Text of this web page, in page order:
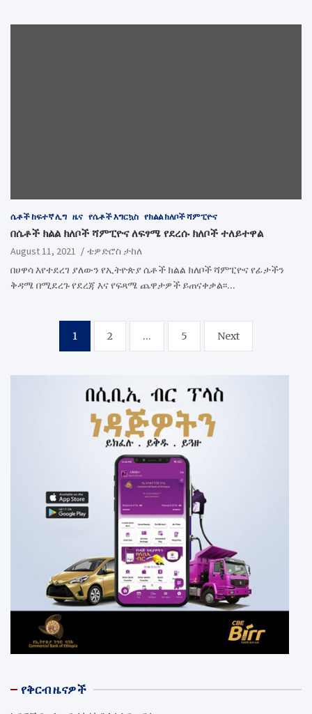
ሴቶች ከፍተኛ ሊግ ዜና የሴቶች እግርኳስ የክልል ክለቦች ሻምፒዮና
በሴቶች ክልል ክለቦች ሻምፒዮና ለፍፃሜ የደረሱ ክለቦች ተለይተዋል
August 11, 2021
ቴዎድሮስ ታከለ
በሀዋሳ እየተደረገ ያለውን የኢትዮጵያ ሴቶች ክልል ክለቦች ሻምፒዮና የፊታችን
ቅዳሜ በሚደረጉ የደረጃ እና የፍጻሜ ጨዋታዎች ይጠናቀቃል፡፡…
pagination
1 2 … 5 Next
የቅርብ ዜናዎች